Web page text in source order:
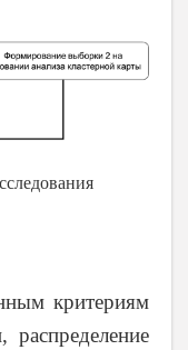
критериям
распределение